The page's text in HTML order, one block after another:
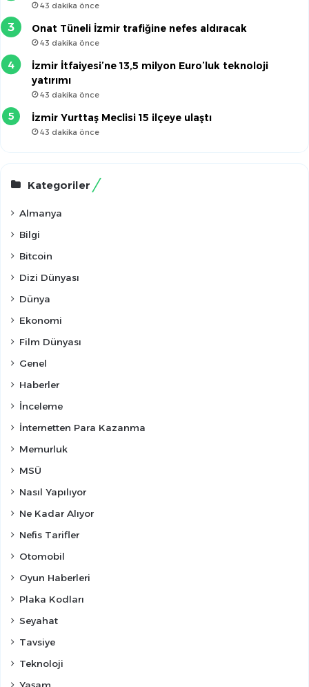
43 dakika önce
Onat Tüneli İzmir trafiğine nefes aldıracak
43 dakika önce
İzmir İtfaiyesi’ne 13,5 milyon Euro’luk teknoloji
yatırımı
43 dakika önce
İzmir Yurttaş Meclisi 15 ilçeye ulaştı
43 dakika önce
Kategoriler
Almanya
Bilgi
Bitcoin
Dizi Dünyası
Dünya
Ekonomi
Film Dünyası
Genel
Haberler
İnceleme
İnternetten Para Kazanma
Memurluk
MSÜ
Nasıl Yapılıyor
Ne Kadar Alıyor
Nefis Tarifler
Otomobil
Oyun Haberleri
Plaka Kodları
Seyahat
Tavsiye
Teknoloji